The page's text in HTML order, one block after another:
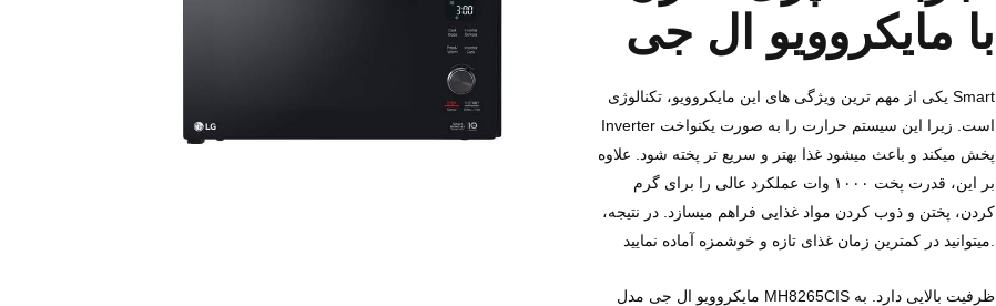
با مایکروویو ال ‌جی
یکی از مهم ‌ترین ویژگی ‌های این مایکروویو، تکنالوژی Smart
Inverter است. زیرا این سیستم حرارت را به‌ صورت یکنواخت
پخش میکند و باعث میشود غذا بهتر و سریع ‌تر پخته شود. علاوه
بر این، قدرت پخت ۱۰۰۰ وات عملکرد عالی را برای گرم‌
کردن، پختن و ذوب‌ کردن مواد غذایی فراهم میسازد. در نتیجه،
مایکروویو ال جی مدل MH8265CIS ظرفیت بالایی دارد. به